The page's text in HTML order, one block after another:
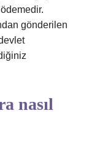
gönderilen
nasıl